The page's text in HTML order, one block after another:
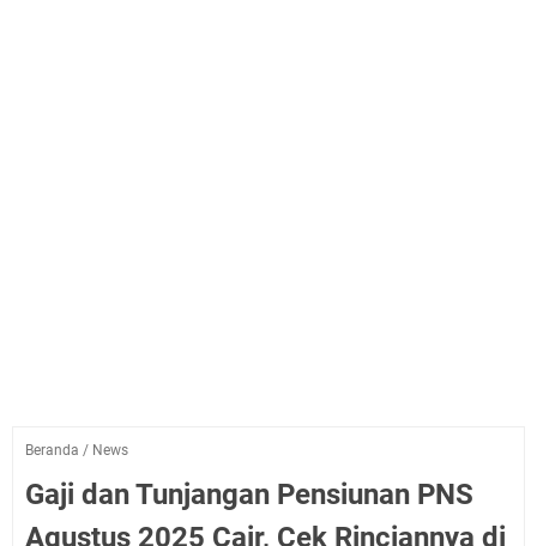
Beranda / News
Gaji dan Tunjangan Pensiunan PNS
Agustus 2025 Cair, Cek Rinciannya di